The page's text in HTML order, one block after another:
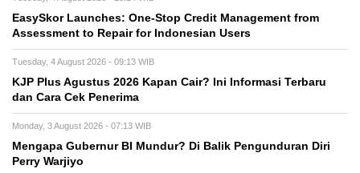
EasySkor Launches: One-Stop Credit Management from
Assessment to Repair for Indonesian Users
Tuesday, 4 August 2026 - 09:13 WIB
KJP Plus Agustus 2026 Kapan Cair? Ini Informasi Terbaru
dan Cara Cek Penerima
Monday, 3 August 2026 - 07:13 WIB
Mengapa Gubernur BI Mundur? Di Balik Pengunduran Diri
Perry Warjiyo